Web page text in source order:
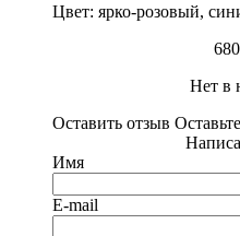
Цвет: ярко-розовый,
Нет в
Оставить отзыв
Имя
E-mail